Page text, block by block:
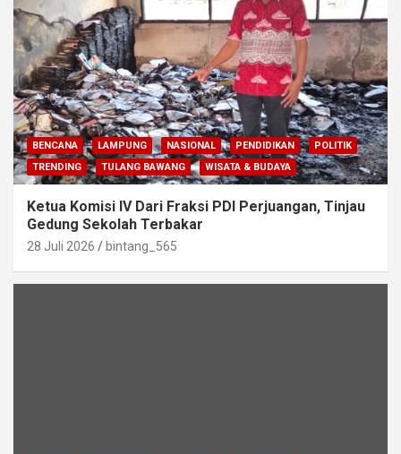
BENCANA LAMPUNG NASIONAL PENDIDIKAN
POLITIK
TRENDING
TULANG BAWANG WISATA & BUDAYA
Ketua Komisi IV Dari Fraksi PDI Perjuangan, Tinjau
Gedung Sekolah Terbakar
28 Juli 2026 bintang_565